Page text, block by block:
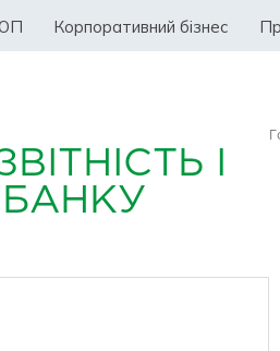
Корпоративний бізнес
І